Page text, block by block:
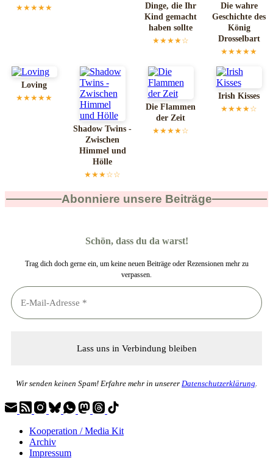
★★★★★
Dinge, die Ihr
Kind gemacht
haben sollte
★★★★☆
Die wahre
Geschichte des
König
Drosselbart
★★★★★
Loving
★★★★★
Shadow Twins -
Zwischen
Himmel und
Hölle
★★★☆☆
Die Flammen
der Zeit
★★★★☆
Irish Kisses
★★★★☆
Abonniere unsere Beiträge
Schön, dass du da warst!
Trag dich doch gerne ein, um keine neuen Beiträge oder Rezensionen mehr zu
verpassen.
Wir senden keinen Spam! Erfahre mehr in unserer Datenschutzerklärung.
Kooperation / Media Kit
Archiv
Impressum